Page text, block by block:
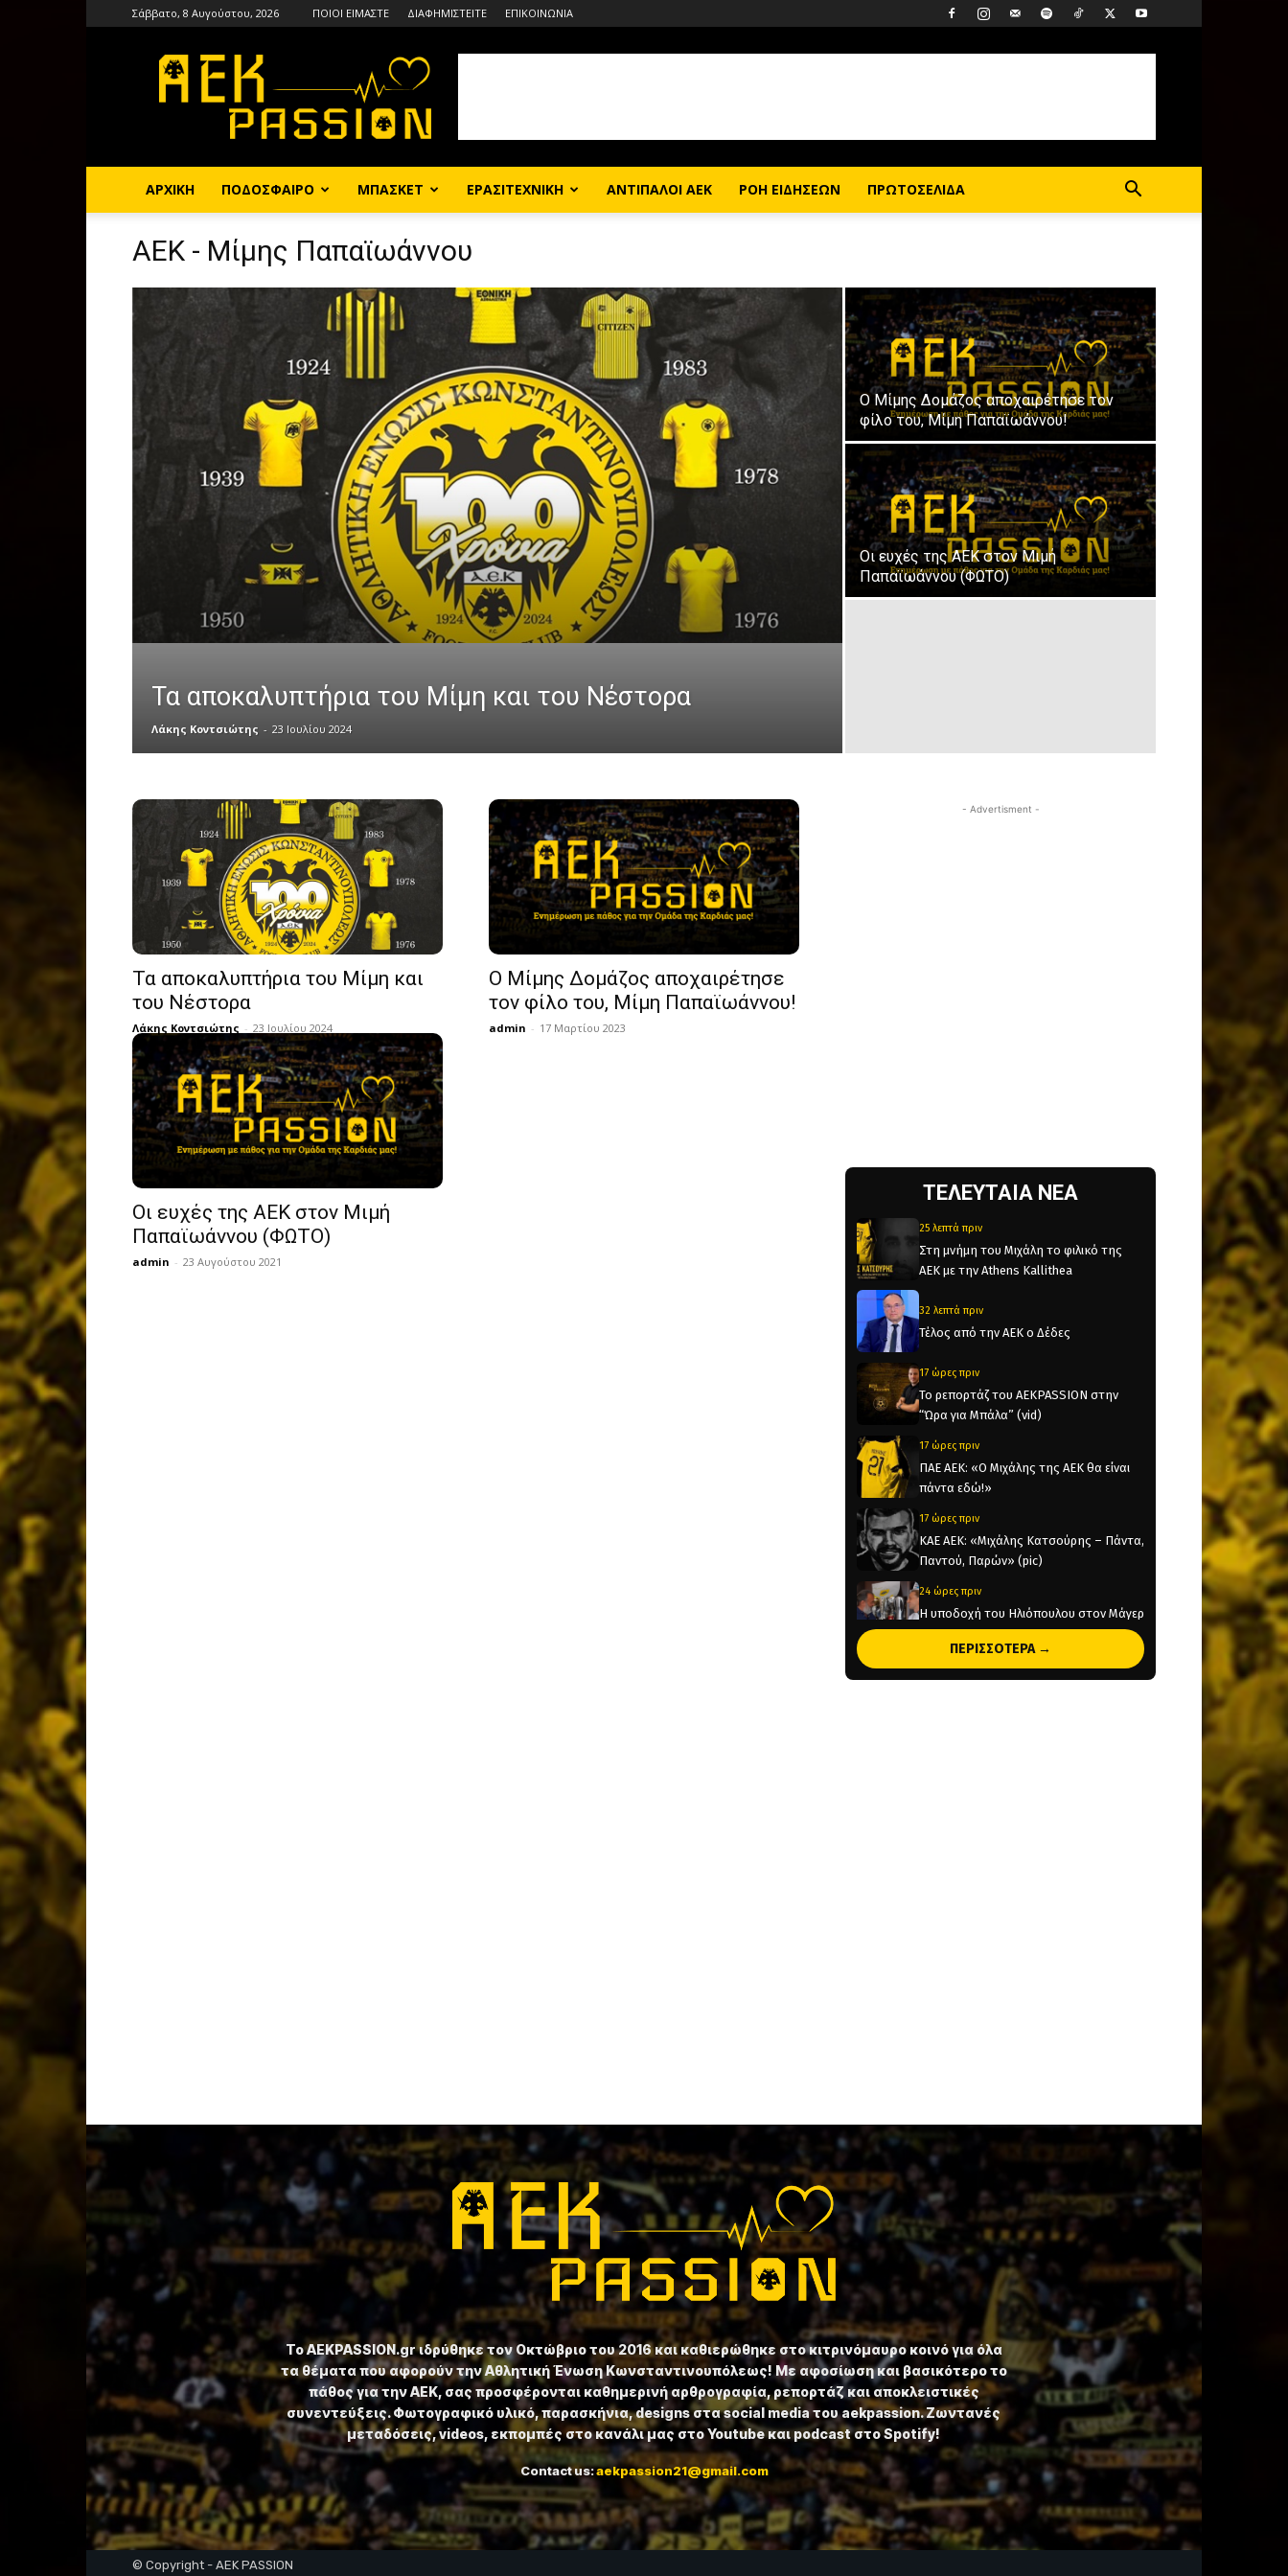
Σάββατο, 8 Αυγούστου, 2026 ΠΟΙΟΙ ΕΙΜΑΣΤΕ ΔΙΑΦΗΜΙΣΤΕΙΤΕ ΕΠΙΚΟΙΝΩΝΙΑ
ΑΡΧΙΚΗ ΠΟΔΟΣΦΑΙΡΟ ΜΠΑΣΚΕΤ ΕΡΑΣΙΤΕΧΝΙΚΗ ΑΝΤΙΠΑΛΟΙ ΑΕΚ ΡΟΗ ΕΙΔΗΣΕΩΝ ΠΡΩΤΟΣΕΛΙΔΑ
ΑΕΚ - Μίμης Παπαϊωάννου
Τα αποκαλυπτήρια του Μίμη και του Νέστορα
Λάκης Κοντσιώτης - 23 Ιουλίου 2024
Ο Μίμης Δομάζος αποχαιρέτησε τον
φίλο του, Μίμη Παπαϊωάννου!
Οι ευχές της ΑΕΚ στον Μιμή
Παπαϊωάννου (ΦΩΤΟ)
Τα αποκαλυπτήρια του Μίμη και
του Νέστορα
Λάκης Κοντσιώτης - 23 Ιουλίου 2024
Ο Μίμης Δομάζος αποχαιρέτησε
τον φίλο του, Μίμη Παπαϊωάννου!
admin - 17 Μαρτίου 2023
Οι ευχές της ΑΕΚ στον Μιμή
Παπαϊωάννου (ΦΩΤΟ)
admin - 23 Αυγούστου 2021
- Advertisment -
ΤΕΛΕΥΤΑΙΑ ΝΕΑ
25 λεπτά πριν
Στη μνήμη του Μιχάλη το φιλικό της
ΑΕΚ με την Athens Kallithea
32 λεπτά πριν
Τέλος από την ΑΕΚ ο Δέδες
17 ώρες πριν
Το ρεπορτάζ του AEKPASSION στην
“Ώρα για Μπάλα” (vid)
17 ώρες πριν
ΠΑΕ ΑΕΚ: «Ο Μιχάλης της ΑΕΚ θα είναι
πάντα εδώ!»
17 ώρες πριν
KAE AEK: «Μιχάλης Κατσούρης – Πάντα,
Παντού, Παρών» (pic)
24 ώρες πριν
Η υποδοχή του Ηλιόπουλου στον Μάγερ
(vid)
ΠΕΡΙΣΣΟΤΕΡΑ →
Το ⁦AEKPASSION.gr⁩ ιδρύθηκε τον Οκτώβριο του 2016 και καθιερώθηκε στο κιτρινόμαυρο κοινό για όλα
τα θέματα που αφορούν την Αθλητική Ένωση Κωνσταντινουπόλεως! Με αφοσίωση και βασικότερο το
πάθος για την ΑΕΚ, σας προσφέρονται καθημερινή αρθρογραφία, ρεπορτάζ και αποκλειστικές
συνεντεύξεις. Φωτογραφικό υλικό, παρασκήνια, designs στα social media του aekpassion. Ζωντανές
μεταδόσεις, videos, εκπομπές στο κανάλι μας στο Youtube και podcast στο Spotify!
Contact us:aekpassion21@gmail.com
© Copyright - AEK PASSION